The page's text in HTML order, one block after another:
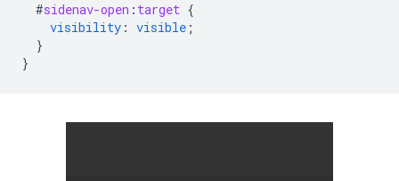
#sidenav-open : target {
visibility : visible ;
}
}